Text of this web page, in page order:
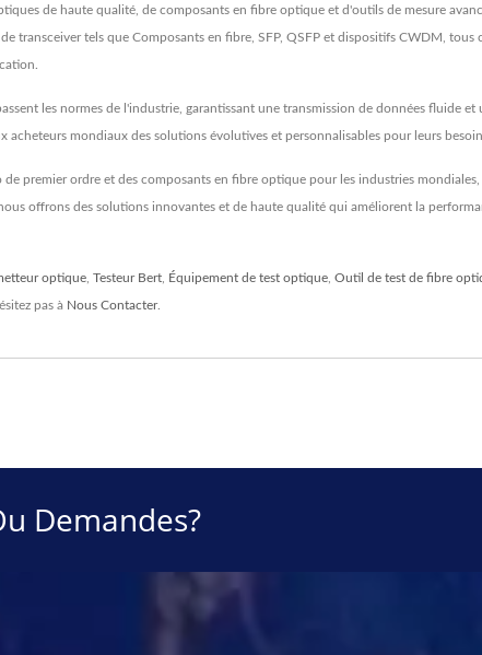
de haute qualité, de composants en fibre optique et d'outils de mesure
transceiver tels que Composants en fibre, SFP, QSFP et dispositifs CWDM, tous
les normes de l'industrie, garantissant une transmission de données fluide
mondiaux des solutions évolutives et personnalisables pour leurs
premier ordre et des composants en fibre optique pour les industries
offrons des solutions innovantes et de haute qualité qui améliorent la
optique Testeur Bert Équipement de test optique Outil de test de fibre
pas à Nous Contacter.
Demandes?